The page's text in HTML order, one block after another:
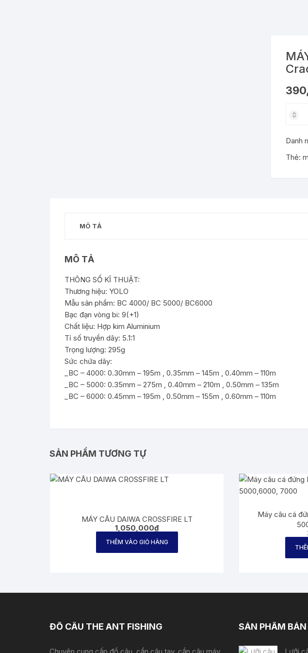
CÂU
YOLO
BC
Danh
Thẻ:
MÔ TẢ
MÔ TẢ
THÔNG SỐ KĨ THUẬT:
️Thương hiệu: YOLO
️Mẫu sản phẩm: BC 4000/ BC 5000/ BC6000
️Bạc đạn vòng bi: 9(+1)
️Chất liệu: Hợp kim Aluminium
️Tỉ số truyền dây: 5.1:1
️Trọng lượng: 295g
️Sức chứa dây:
_BC – 4000: 0.30mm – 195m , 0.35mm – 145m , 0.40mm – 110m
_BC – 5000: 0.35mm – 275m , 0.40mm – 210m , 0.50mm – 135m
_BC – 6000: 0.45mm – 195m , 0.50mm – 155m , 0.60mm – 110m
SẢN PHẨM TƯƠNG TỰ
MÁY CÂU DAIWA CROSSFIRE LT
1,050,000₫
THÊM VÀO GIỎ HÀNG
Máy câu cá
ĐỒ CÂU THE ANT FISHING SẢN PHẨM